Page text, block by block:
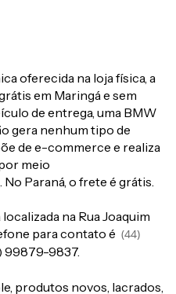
oferecida na loja física, a
em Maringá e sem
de entrega, uma BMW
gera nenhum tipo de
de e-commerce e realiza
meio
. No Paraná, o frete é grátis.
na Rua Joaquim
para contato é (44)
99879-9837.
produtos novos, lacrados,